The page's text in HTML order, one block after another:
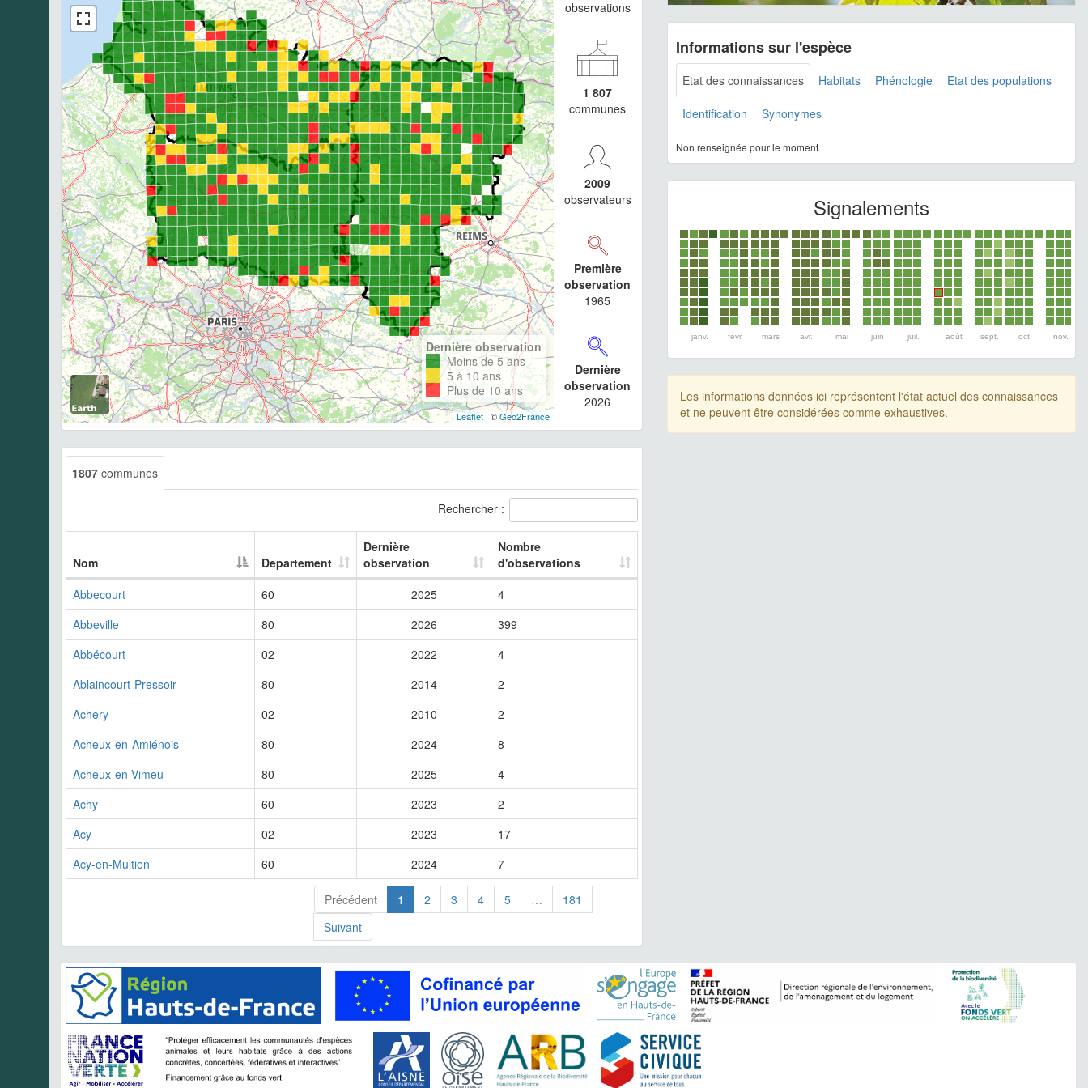
Dernière observation
Moins de 5 ans
5 à 10 ans
Plus de 10 ans
Leaflet| ©Geo2France
observations
1 807
communes
2009
observateurs
Première
observation
1965
Dernière
observation
2026
1807 communes
Rechercher :
Nom Departement
Dernière
observation
Nombre
d'observations
Abbecourt
60 2025
4
Abbeville
80 2026
399
Abbécourt
02 2022
4
Ablaincourt-Pressoir
80 2014
2
Achery
02 2010
2
Acheux-en-Amiénois
80 2024
8
Acheux-en-Vimeu
80 2025
4
Achy
60 2023
2
Acy
02 2023
17
Acy-en-Multien
60 2024 7
Précédent 1 2 3 4 5 …
181
Suivant
Informations sur l'espèce
Etat des connaissances Habitats Phénologie Etat des populations
Identification Synonymes
Non renseignée pour le moment
Signalements
janv. févr. mars avr. mai juin juil. août sept. oct. nov.
Les informations données ici représentent l'état actuel des connaissances
et ne peuvent être considérées comme exhaustives.